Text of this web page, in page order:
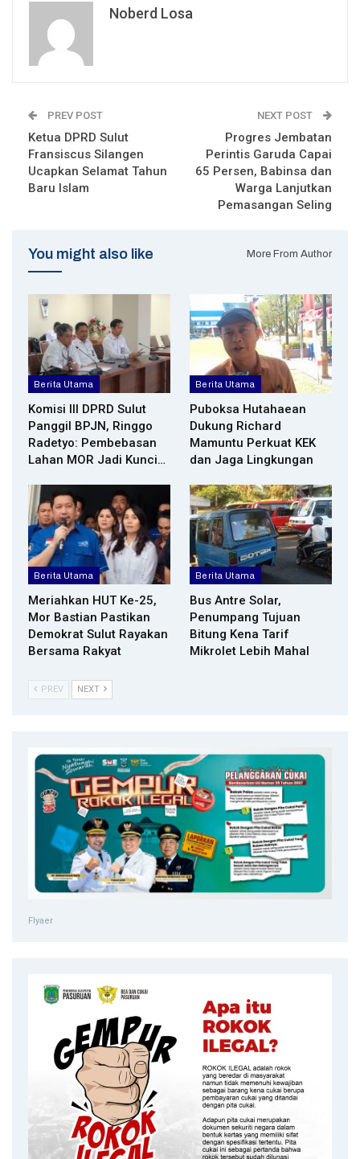
Noberd Losa
PREV POST
Ketua DPRD Sulut
Fransiscus Silangen
Ucapkan Selamat Tahun
Baru Islam
NEXT POST
Progres Jembatan
Perintis Garuda Capai
65 Persen, Babinsa dan
Warga Lanjutkan
Pemasangan Seling
You might also like More From Author
Berita Utama
Komisi III DPRD Sulut
Panggil BPJN, Ringgo
Radetyo: Pembebasan
Lahan MOR Jadi Kunci…
Berita Utama
Puboksa Hutahaean
Dukung Richard
Mamuntu Perkuat KEK
dan Jaga Lingkungan
Berita Utama
Meriahkan HUT Ke-25,
Mor Bastian Pastikan
Demokrat Sulut Rayakan
Bersama Rakyat
Berita Utama
Bus Antre Solar,
Penumpang Tujuan
Bitung Kena Tarif
Mikrolet Lebih Mahal
PREV NEXT
Flyaer